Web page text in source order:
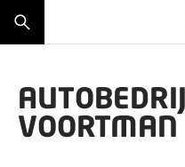
VOORTMAN